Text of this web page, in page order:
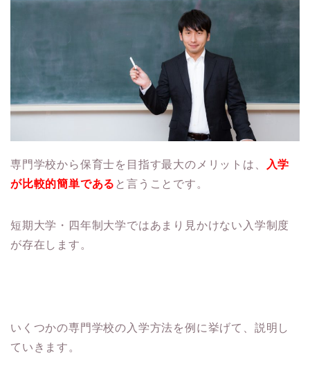
専門学校から保育士を目指す最大のメリットは、
入学
が比較的簡単である と言うことです。
短期大学・四年制大学ではあまり見かけない入学制度
が存在します。
いくつかの専門学校の入学方法を例に挙げて、説明し
ていきます。